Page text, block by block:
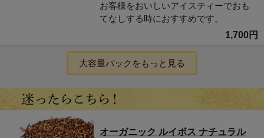
お客様をおいしいアイスティーでおも
てなしする時におすすめです。
1,700円
大容量パックをもっと見る
オーガニック ルイボス ナチュラル